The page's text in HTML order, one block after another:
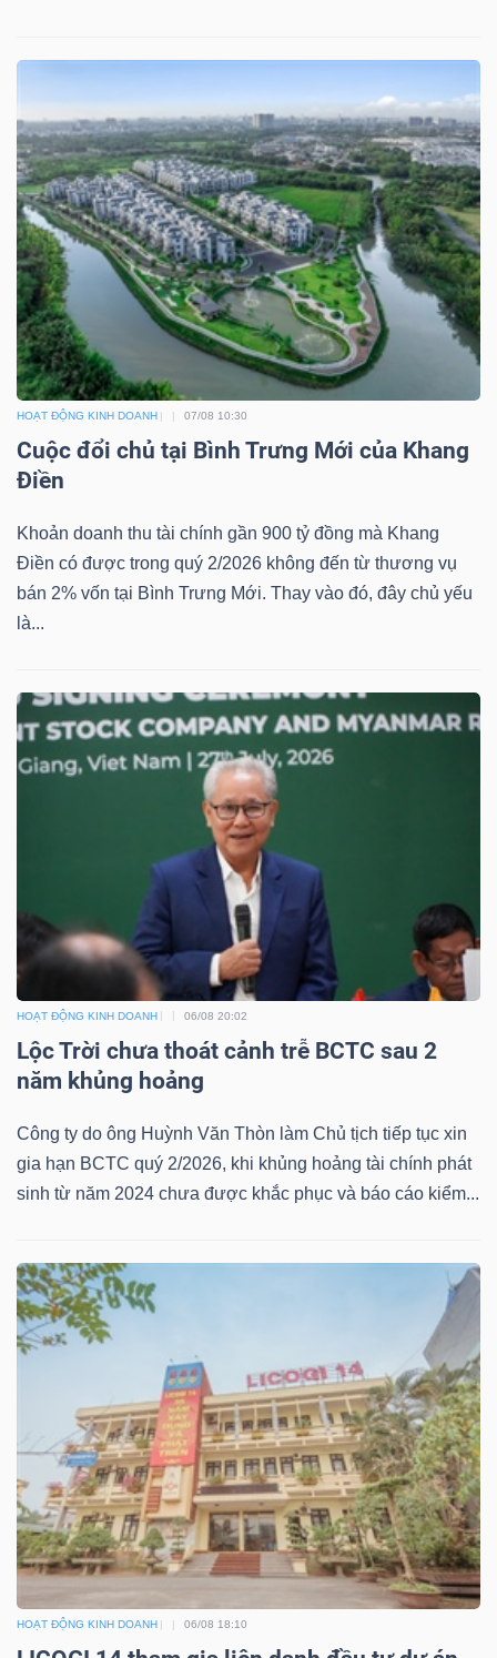
HOẠT ĐỘNG KINH DOANH 07/08 10:30
Cuộc đổi chủ tại Bình Trưng Mới của Khang
Điền
Khoản doanh thu tài chính gần 900 tỷ đồng mà Khang
Điền có được trong quý 2/2026 không đến từ thương vụ
bán 2% vốn tại Bình Trưng Mới. Thay vào đó, đây chủ yếu
là...
HOẠT ĐỘNG KINH DOANH 06/08 20:02
Lộc Trời chưa thoát cảnh trễ BCTC sau 2
năm khủng hoảng
Công ty do ông Huỳnh Văn Thòn làm Chủ tịch tiếp tục xin
gia hạn BCTC quý 2/2026, khi khủng hoảng tài chính phát
sinh từ năm 2024 chưa được khắc phục và báo cáo kiểm...
HOẠT ĐỘNG KINH DOANH 06/08 18:10
TIÊU
DÙNG
THIẾT
YẾU
CHĂM
SÓC
KHỎE
TÀI
CÔNG
DỊCH
TRUYỀN
THÔNG
ĐỘNG
SẢN
Mã
chứng
khoán
(-)